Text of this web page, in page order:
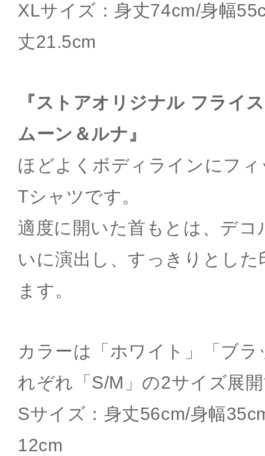
XLサイズ：身丈74cm/身幅
丈21.5cm
『ストアオリジナル フライ
ムーン＆ルナ』
ほどよくボディラインにフ
Tシャツです。
適度に開いた首もとは、デ
いに演出し、すっきりとし
ます。
カラーは「ホワイト」「ブ
れぞれ「S/M」の2サイズ展
Sサイズ：身丈56cm/身幅
12cm